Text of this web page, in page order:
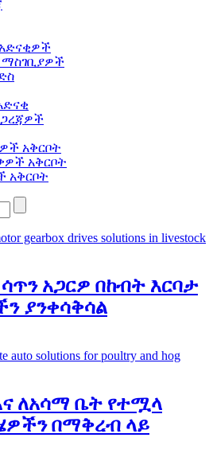
ማስገቢያዎች
አቅርቦት
አቅርቦት
አቅርቦት
አጋርዎ በከብት እርባታ
ያንቀሳቅሳል
ለአሳማ ቤት የተሟላ
በማቅረብ ላይ